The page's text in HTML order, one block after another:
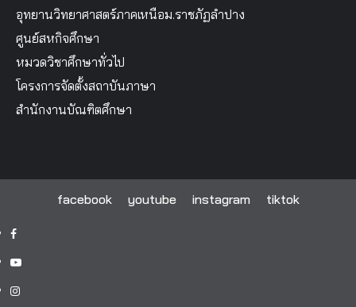
อุทยานวิทยาศาสตร์ภาคเหนือม.ราชภัฏลำปาง
ศูนย์สหกิจศึกษา
หมวดวิชาศึกษาทั่วไป
โครงการจัดตั้งสถาบันภาษา
สำนักงานบัณฑิตศึกษา
facebook youtube instagram tiktok
facebook
youtube
instagram